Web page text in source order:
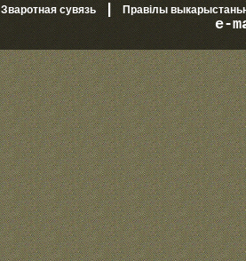
Зваротная сувязь| Правілы
e-